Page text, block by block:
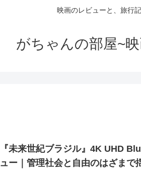
映画のレビューと、旅行
がちゃんの部屋~
『未来世紀ブラジル』4K UHD
ュー｜管理社会と自由のはざまで